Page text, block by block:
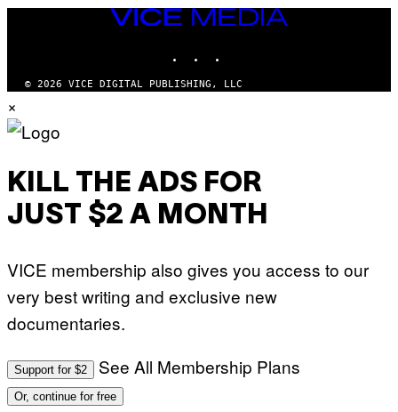
VICE
MEDIA
© 2026 VICE DIGITAL PUBLISHING, LLC
×
KILL THE ADS FOR
JUST $2 A MONTH
VICE membership also gives you access to our
very best writing and exclusive new
documentaries.
Support for $2 See All Membership Plans
Or, continue for free